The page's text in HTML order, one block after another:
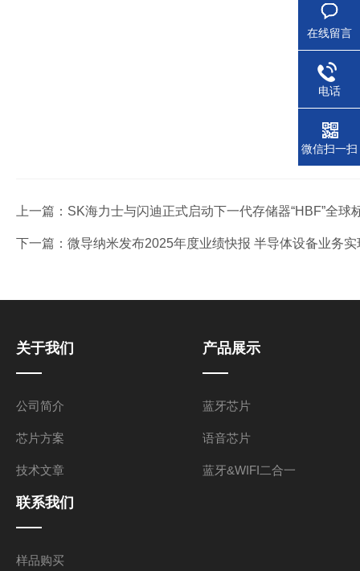
上一篇： SK海力士与闪迪正式启动下一代存储器“HBF”全
下一篇： 微导纳米发布2025年度业绩快报 半导体设备业务
关于我们
公司简介
芯片方案
技术文章
产品展示
蓝牙芯片
语音芯片
蓝牙&WIFI二合一
联系我们
样品购买
在线留言
电话
微信扫一扫